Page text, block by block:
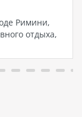
Римини,
отдыха,